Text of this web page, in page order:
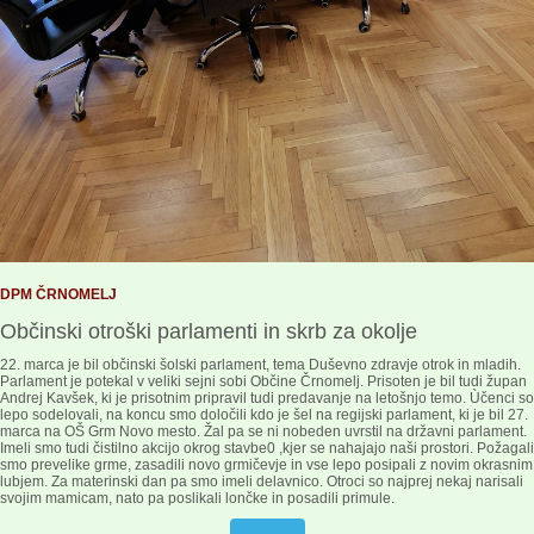
DPM ČRNOMELJ
Občinski otroški parlamenti in skrb za okolje
22. marca je bil občinski šolski parlament, tema Duševno zdravje otrok in mladih.
Parlament je potekal v veliki sejni sobi Občine Črnomelj. Prisoten je bil tudi župan
Andrej Kavšek, ki je prisotnim pripravil tudi predavanje na letošnjo temo. Ùčenci so
lepo sodelovali, na koncu smo določili kdo je šel na regijski parlament, ki je bil 27.
marca na OŠ Grm Novo mesto. Žal pa se ni nobeden uvrstil na državni parlament.
Imeli smo tudi čistilno akcijo okrog stavbe0 ,kjer se nahajajo naši prostori. Požagali
smo prevelike grme, zasadili novo grmičevje in vse lepo posipali z novim okrasnim
lubjem. Za materinski dan pa smo imeli delavnico. Otroci so najprej nekaj narisali
svojim mamicam, nato pa poslikali lončke in posadili primule.